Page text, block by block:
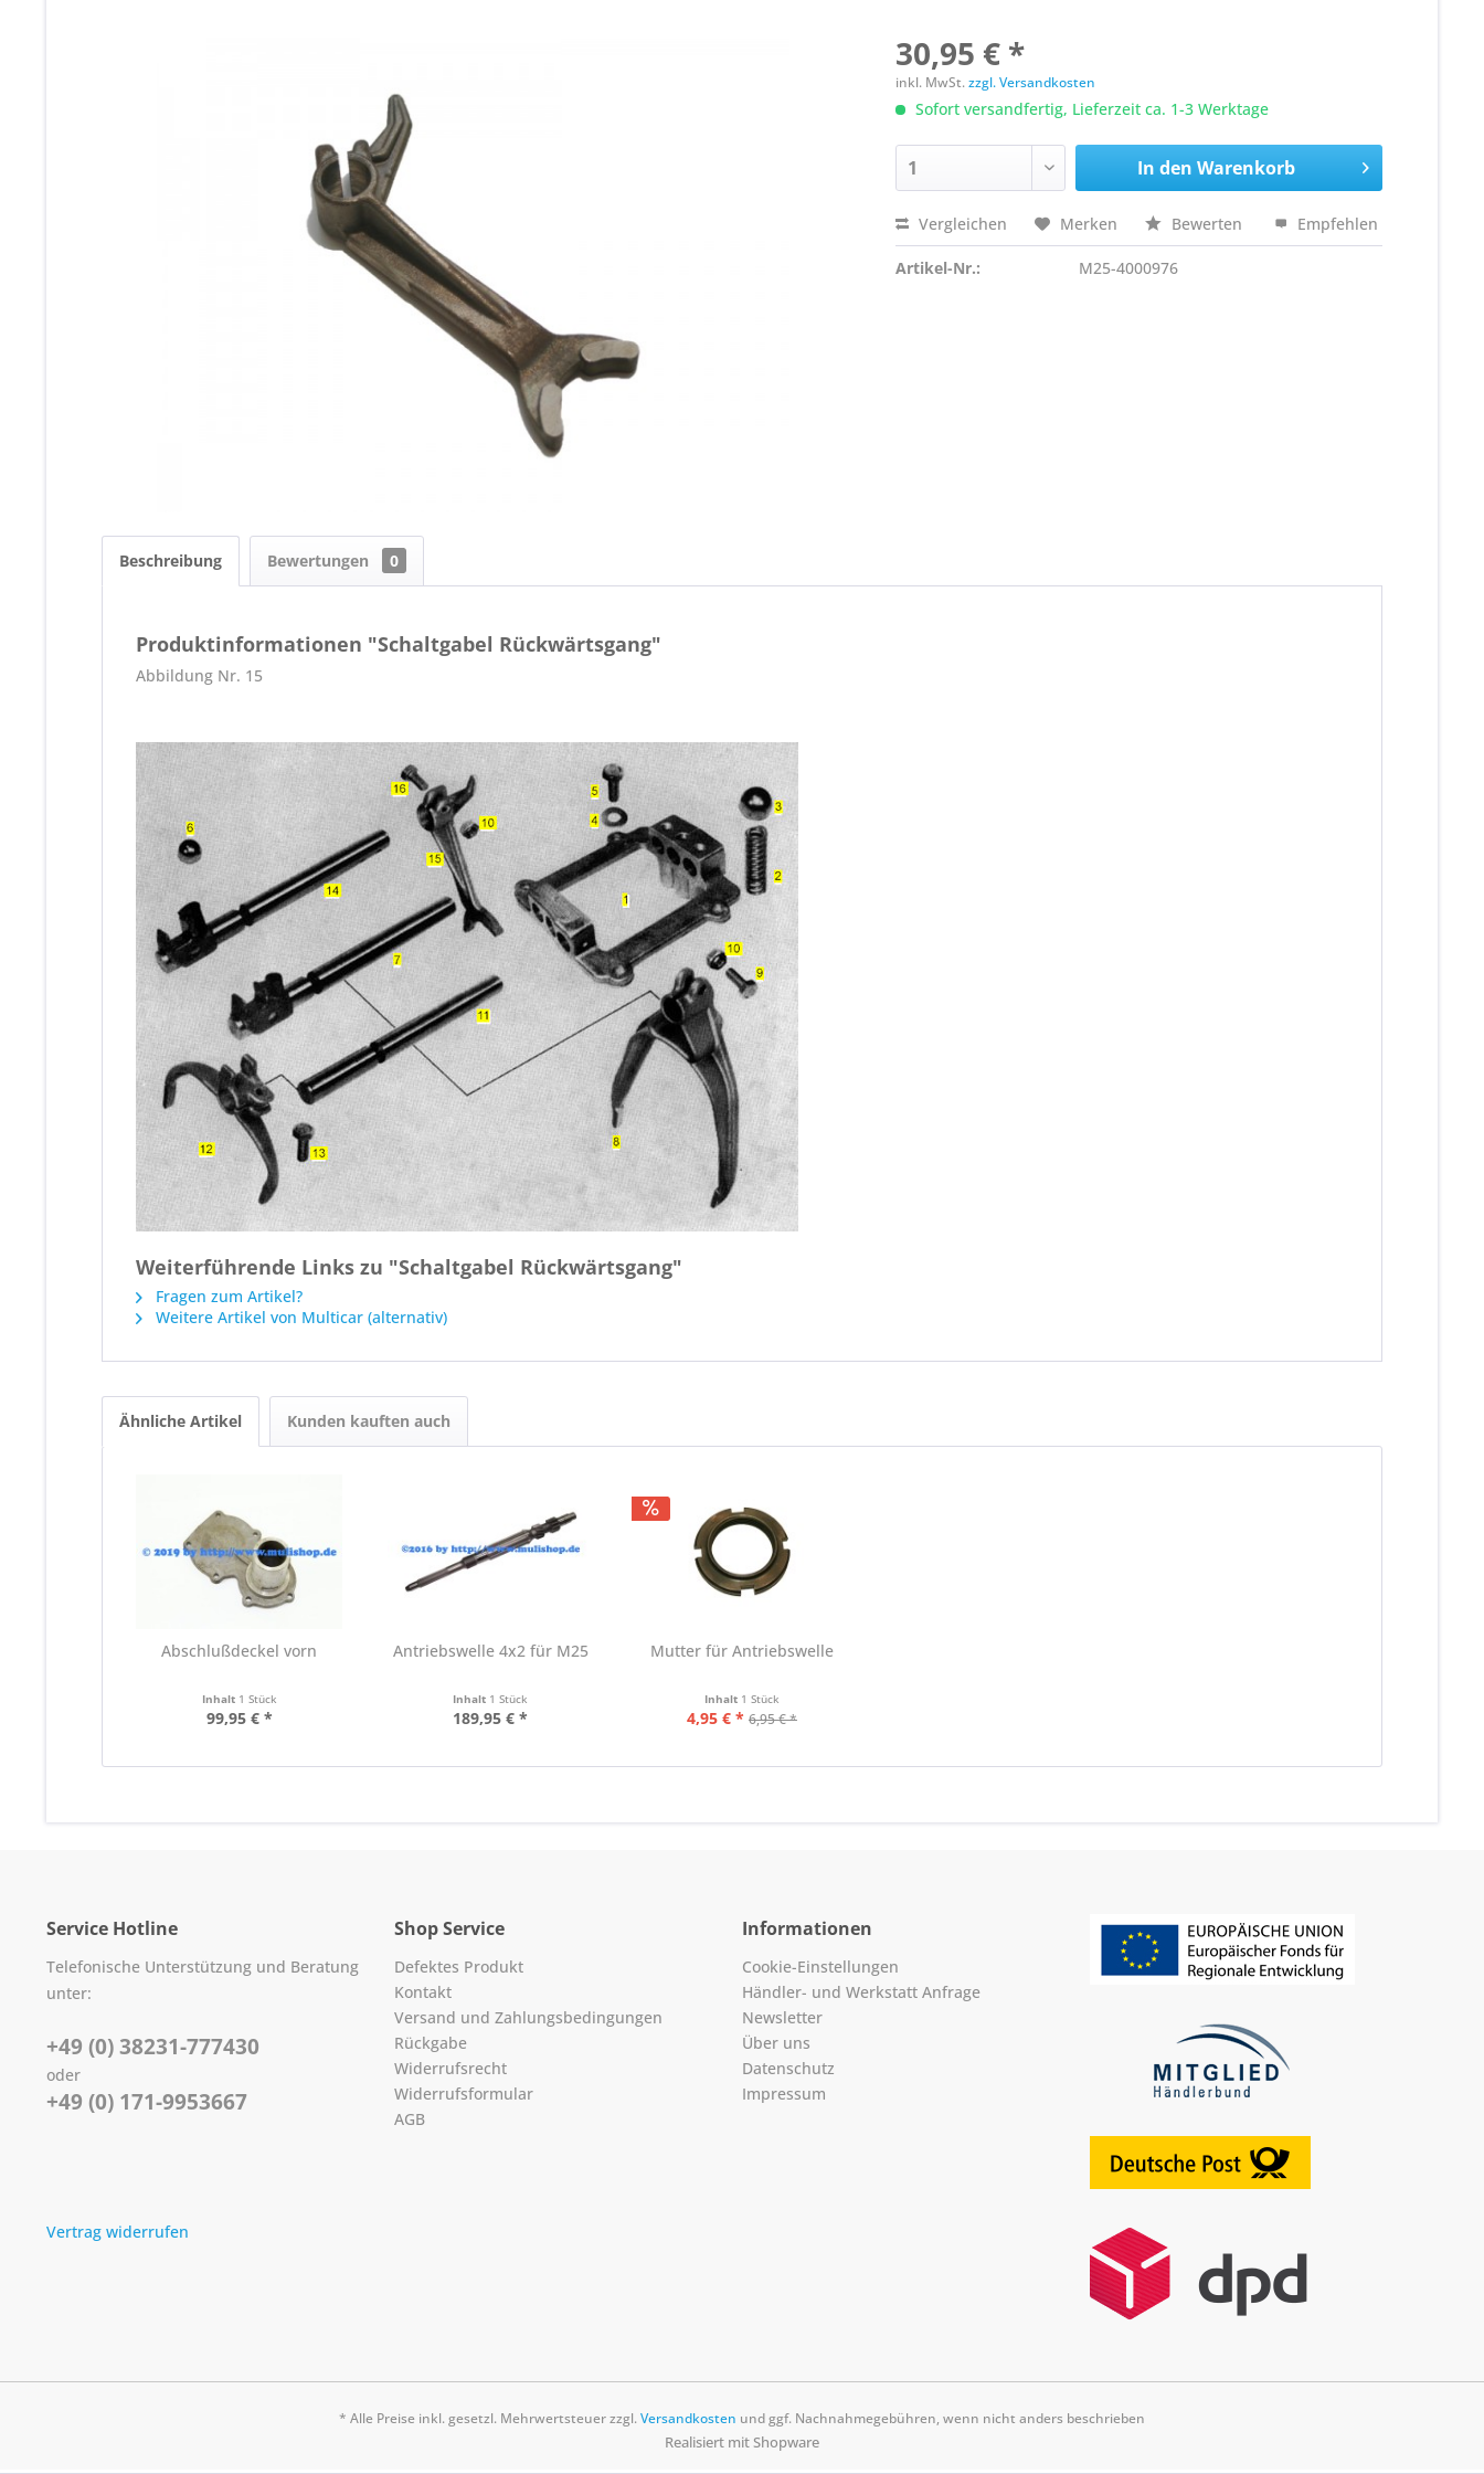
30,95 € *
inkl. MwSt.zzgl. Versandkosten
Sofort versandfertig, Lieferzeit ca. 1-3 Werktage
In den Warenkorb
Vergleichen Merken Bewerten Empfehlen
Artikel-Nr.: M25-4000976
Beschreibung Bewertungen 0
Produktinformationen "Schaltgabel Rückwärtsgang"
Abbildung Nr. 15
Weiterführende Links zu "Schaltgabel Rückwärtsgang"
Fragen zum Artikel?
Weitere Artikel von Multicar (alternativ)
Ähnliche Artikel Kunden kauften auch
Abschlußdeckel vorn
Inhalt 1 Stück
99,95 € *
Antriebswelle 4x2 für M25
Inhalt 1 Stück
189,95 € *
Mutter für Antriebswelle
Inhalt 1 Stück
4,95 € * 6,95 € *
Service Hotline
Telefonische Unterstützung und Beratung
unter:
+49 (0) 38231-777430
oder
+49 (0) 171-9953667
Vertrag widerrufen
Shop Service
Defektes Produkt
Kontakt
Versand und Zahlungsbedingungen
Rückgabe
Widerrufsrecht
Widerrufsformular
AGB
Informationen
Cookie-Einstellungen
Händler- und Werkstatt Anfrage
Newsletter
Über uns
Datenschutz
Impressum
* Alle Preise inkl. gesetzl. Mehrwertsteuer zzgl.Versandkosten und ggf. Nachnahmegebühren, wenn nicht anders beschrieben
Realisiert mit Shopware